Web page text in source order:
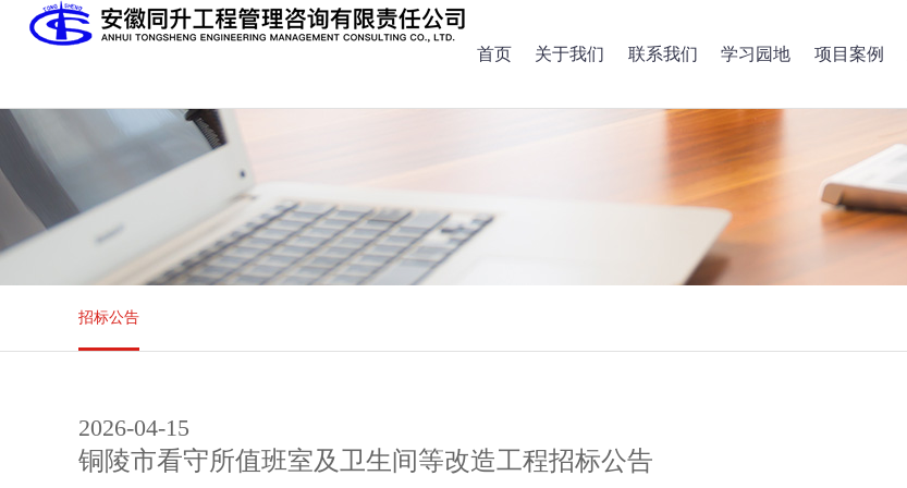
首页 关于我们 联系我们 学习园地 项目案例
招标公告
2026-04-15
铜陵市看守所值班室及卫生间等改造工程招标公告